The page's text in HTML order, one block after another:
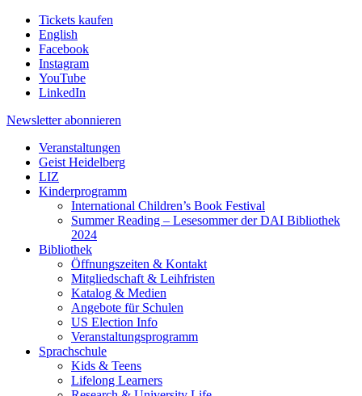
Tickets kaufen
English
Facebook
Instagram
YouTube
LinkedIn
Newsletter abonnieren
Veranstaltungen
Geist Heidelberg
LIZ
Kinderprogramm
International Children’s Book Festival
Summer Reading – Lesesommer der DAI Bibliothek
2024
Bibliothek
Öffnungszeiten & Kontakt
Mitgliedschaft & Leihfristen
Katalog & Medien
Angebote für Schulen
US Election Info
Veranstaltungsprogramm
Sprachschule
Kids & Teens
Lifelong Learners